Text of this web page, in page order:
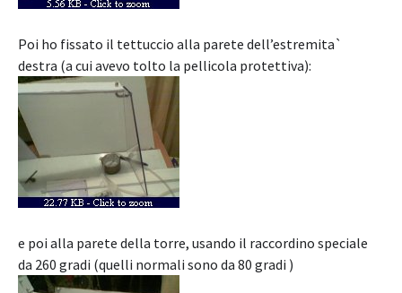
Poi ho fissato il tettuccio alla parete dell’estremita`
destra (a cui avevo tolto la pellicola protettiva):
e poi alla parete della torre, usando il raccordino speciale
da 260 gradi (quelli normali sono da 80 gradi )